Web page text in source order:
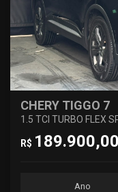
CHERY TIGGO 7
1.5 TCI TURBO FLEX
R$ 189.900,00
Ano